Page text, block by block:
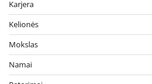
Karjera
Kelionės
Mokslas
Namai